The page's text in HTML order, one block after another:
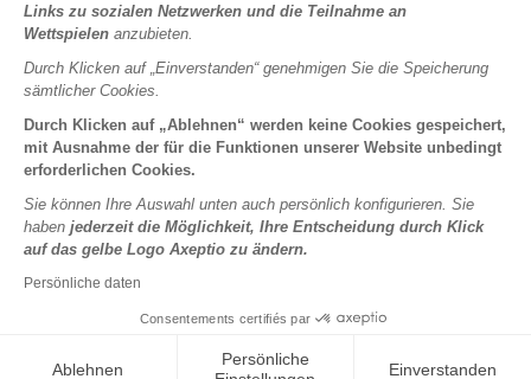
Links zu sozialen Netzwerken und die Teilnahme an
Wettspielen anzubieten.
Durch Klicken auf „Einverstanden“ genehmigen Sie die Speicherung
sämtlicher Cookies.
Durch Klicken auf „Ablehnen“ werden keine Cookies gespeichert,
mit Ausnahme der für die Funktionen unserer Website unbedingt
erforderlichen Cookies.
Sie können Ihre Auswahl unten auch persönlich konfigurieren. Sie
haben jederzeit die Möglichkeit, Ihre Entscheidung durch Klick
auf das gelbe Logo Axeptio zu ändern.
Persönliche daten
Consentements certifiés par
Ablehnen
Persönliche
Einverstanden
Cookies
Nutzungsbedingungen #YesJanod
Lieferbedingungen
Spielregeln und Anleitungen
Lose Stücke
Kinderaktivitäten zum Download
PROFESSIONAL
Pressekontakte
Copyright © 2026 Janod - Alle Rechte vorbehalten -
Hinweise